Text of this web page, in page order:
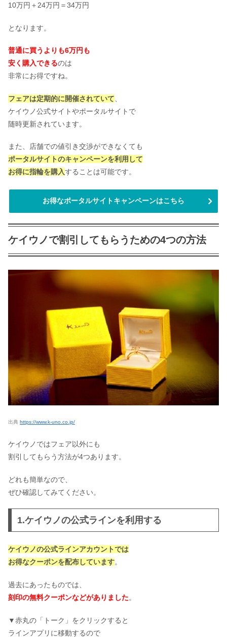
10万円＋24万円＝34万円
となります。
普通に買うよりも6万円も
安く購入できるのは
非常にお得ですね。
フェアは定期的に開催されていて
ケイウノ公式サイトやポータルサイトで
随時更新されています。
また、店舗での値引き交渉ができなくても
ポータルサイトのキャンペーンを利用して
お得に指輪を購入することは可能です。
お得なポータルサイトキャンペーンはこちら
ケイウノで割引してもらうための4つの方法
出典 https://www.k-uno.co.jp/
ケイウノではフェア以外にも
割引してもらう方法が4つあります。
どれも簡単なので、
ぜひ確認してみてください。
1.ケイウノの公式ラインを利用する
ケイウノの公式ラインアカウントでは
お得なクーポンを配布しています。
過去にあったものでは、
刻印の無料クーポンなどがありました。
▼赤丸の「トーク」をクリックすると
ラインアプリに移動するので